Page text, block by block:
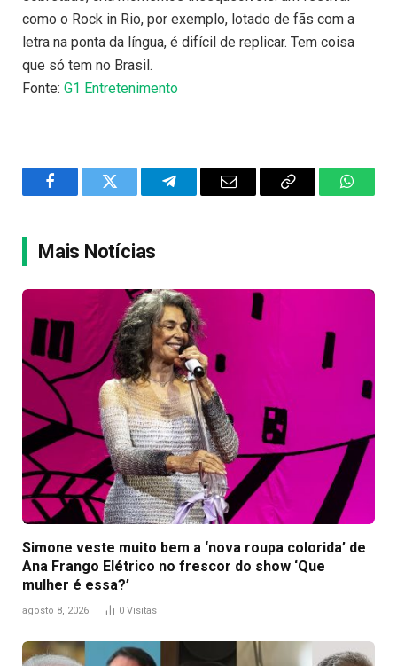
como o Rock in Rio, por exemplo, lotado de fãs com a
letra na ponta da língua, é difícil de replicar. Tem coisa
que só tem no Brasil.
Fonte: G1 Entretenimento
FacebookTwitter TelegramEmail
Copy
Mais Notícias
Simone veste muito bem a ‘nova roupa colorida’ de
Ana Frango Elétrico no frescor do show ‘Que
mulher é essa?’
agosto 8, 2026 0 Visitas